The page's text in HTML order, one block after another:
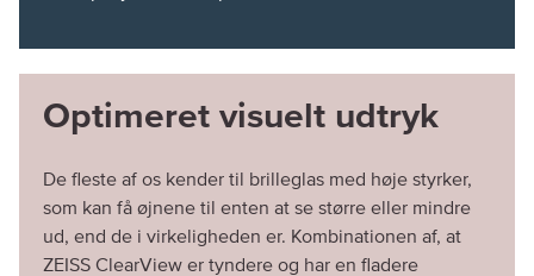
Optimeret visuelt udtryk
De fleste af os kender til brilleglas med høje styrker,
som kan få øjnene til enten at se større eller mindre
ud, end de i virkeligheden er. Kombinationen af, at
ZEISS ClearView er tyndere og har en fladere